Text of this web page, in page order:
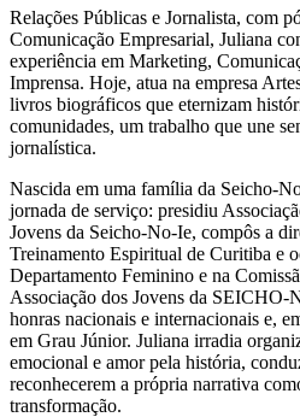
Relações Públicas e Jornalista, com
Comunicação Empresarial, Juliana
experiência em Marketing,
Imprensa. Hoje, atua na empresa
livros biográficos que eternizam
comunidades, um trabalho que une
jornalística.
Nascida em uma família da Seicho-
jornada de serviço: presidiu
Jovens da Seicho-No-Ie, compôs a
Treinamento Espiritual de Curitiba e
Departamento Feminino e na
Associação dos Jovens da
honras nacionais e internacionais e,
em Grau Júnior. Juliana irradia
emocional e amor pela história,
reconhecerem a própria narrativa
transformação.